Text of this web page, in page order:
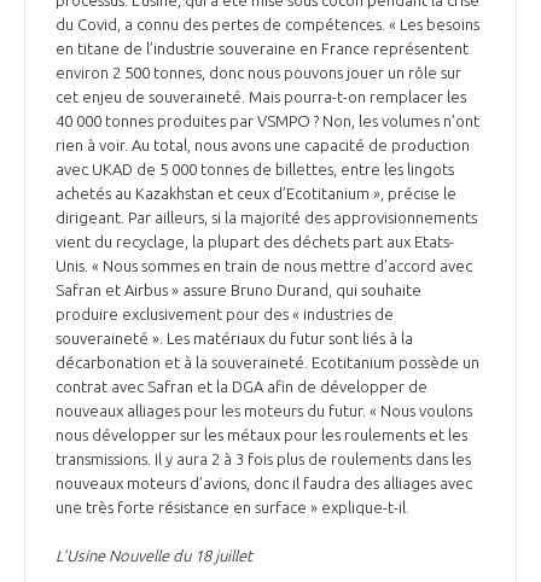
du Covid, a connu des pertes de compétences. « Les besoins
en titane de l’industrie souveraine en France représentent
environ 2 500 tonnes, donc nous pouvons jouer un rôle sur
cet enjeu de souveraineté. Mais pourra-t-on remplacer les
40 000 tonnes produites par VSMPO ? Non, les volumes n’ont
rien à voir. Au total, nous avons une capacité de production
avec UKAD de 5 000 tonnes de billettes, entre les lingots
achetés au Kazakhstan et ceux d’Ecotitanium », précise le
dirigeant. Par ailleurs, si la majorité des approvisionnements
vient du recyclage, la plupart des déchets part aux Etats-
Unis. « Nous sommes en train de nous mettre d’accord avec
Safran et Airbus » assure Bruno Durand, qui souhaite
produire exclusivement pour des « industries de
souveraineté ». Les matériaux du futur sont liés à la
décarbonation et à la souveraineté. Ecotitanium possède un
contrat avec Safran et la DGA afin de développer de
nouveaux alliages pour les moteurs du futur. « Nous voulons
nous développer sur les métaux pour les roulements et les
transmissions. Il y aura 2 à 3 fois plus de roulements dans les
nouveaux moteurs d’avions, donc il faudra des alliages avec
une très forte résistance en surface » explique-t-il.
L’Usine Nouvelle du 18 juillet